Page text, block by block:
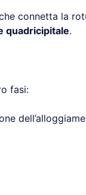
connetta la
quadricipitale.
fasi: